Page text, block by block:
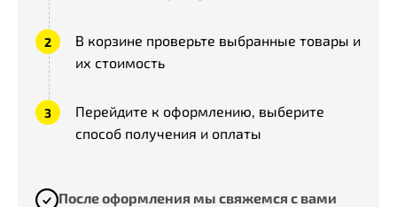
В корзине проверьте выбранные товары и
их стоимость
Перейдите к оформлению, выберите
способ получения и оплаты
После оформления мы свяжемся с вами